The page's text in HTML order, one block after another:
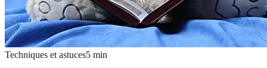
Techniques et astuces5 min